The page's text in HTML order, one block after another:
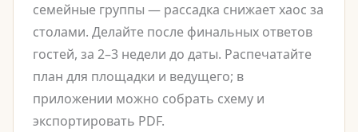
семейные группы — рассадка снижает хаос за
столами. Делайте после финальных ответов
гостей, за 2–3 недели до даты. Распечатайте
план для площадки и ведущего; в
приложении можно собрать схему и
экспортировать PDF.